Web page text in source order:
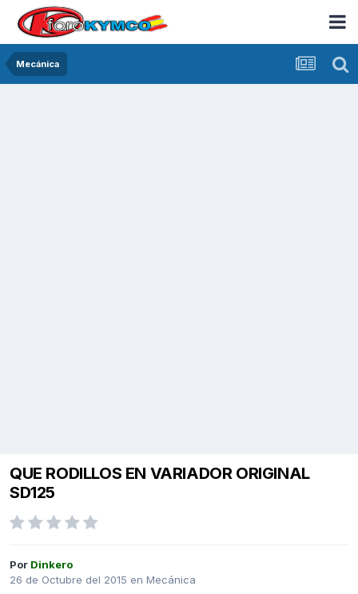
Mecánica
QUE RODILLOS EN VARIADOR ORIGINAL
SD125
Por Dinkero
26 de Octubre del 2015 en Mecánica